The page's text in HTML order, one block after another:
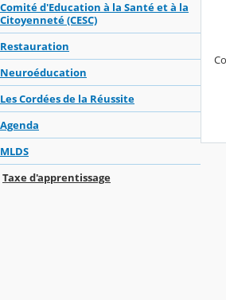
Comité d'Education à la Santé et à la
Citoyenneté (CESC)
Restauration
Neuroéducation
Les Cordées de la Réussite
Agenda
MLDS
Taxe d'apprentissage